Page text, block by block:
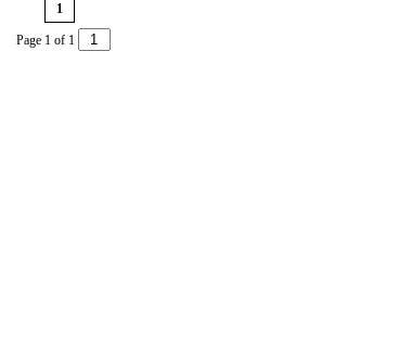
1
Page 1 of 1